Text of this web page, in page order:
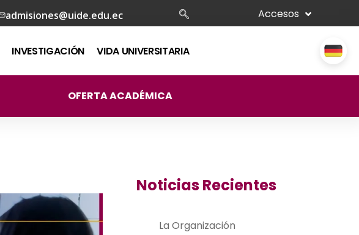
admisiones@uide.edu.ec Accesos
INVESTIGACIÓN VIDA UNIVERSITARIA
OFERTA ACADÉMICA
Noticias Recientes
La Organización